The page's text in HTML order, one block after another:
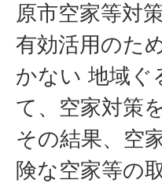
原市空家等対
有効活用のた
かない 地域ぐ
て、空家対策
その結果、空
険な空家等の